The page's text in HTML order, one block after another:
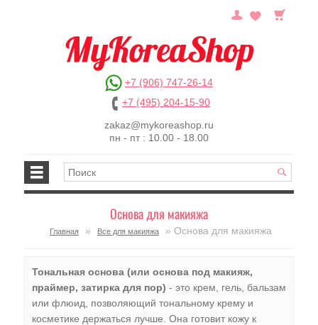
+7 (906) 747-26-14
+7 (495) 204-15-90
zakaz@mykoreashop.ru
пн - пт : 10.00 - 18.00
Основа для макияжа
Главная » Все для макияжа » Основа для макияжа
Тональная основа (или основа под макияж,
праймер, затирка для пор) - это крем, гель, бальзам
или флюид, позволяющий тональному крему и
косметике держаться лучше. Она готовит кожу к